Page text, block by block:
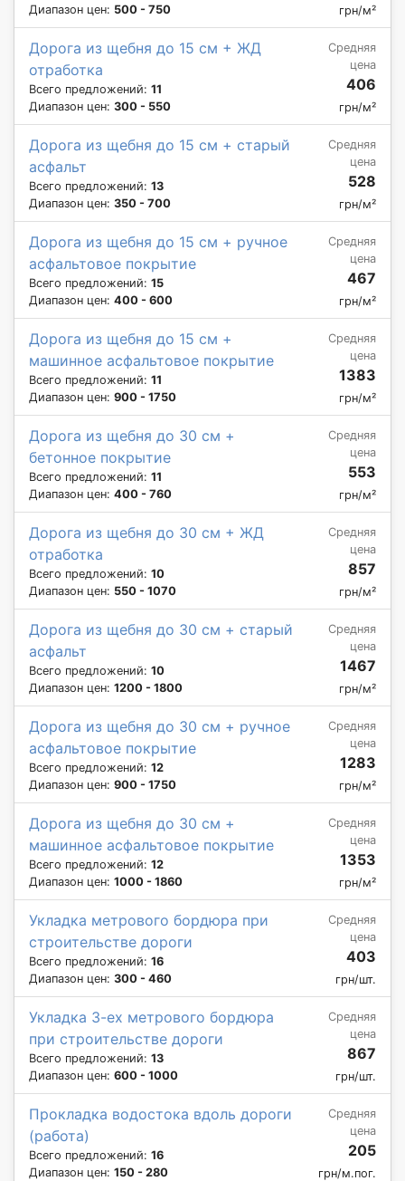
Диапазон цен: 500 - 750 грн/м²
Дорога из щебня до 15 см + ЖД
отработка
Всего предложений: 11
Диапазон цен: 300 - 550
Средняя
цена
406
грн/м²
Дорога из щебня до 15 см + старый
асфальт
Всего предложений: 13
Диапазон цен: 350 - 700
Средняя
цена
528
грн/м²
Дорога из щебня до 15 см + ручное
асфальтовое покрытие
Всего предложений: 15
Диапазон цен: 400 - 600
Средняя
цена
467
грн/м²
Дорога из щебня до 15 см +
машинное асфальтовое покрытие
Всего предложений: 11
Диапазон цен: 900 - 1750
Средняя
цена
1383
грн/м²
Дорога из щебня до 30 см +
бетонное покрытие
Всего предложений: 11
Диапазон цен: 400 - 760
Средняя
цена
553
грн/м²
Дорога из щебня до 30 см + ЖД
отработка
Всего предложений: 10
Диапазон цен: 550 - 1070
Средняя
цена
857
грн/м²
Дорога из щебня до 30 см + старый
асфальт
Всего предложений: 10
Диапазон цен: 1200 - 1800
Средняя
цена
1467
грн/м²
Дорога из щебня до 30 см + ручное
асфальтовое покрытие
Всего предложений: 12
Диапазон цен: 900 - 1750
Средняя
цена
1283
грн/м²
Дорога из щебня до 30 см +
машинное асфальтовое покрытие
Всего предложений: 12
Диапазон цен: 1000 - 1860
Средняя
цена
1353
грн/м²
Укладка метрового бордюра при
строительстве дороги
Всего предложений: 16
Диапазон цен: 300 - 460
Средняя
цена
403
грн/шт.
Укладка 3-ех метрового бордюра
при строительстве дороги
Всего предложений: 13
Диапазон цен: 600 - 1000
Средняя
цена
867
грн/шт.
Прокладка водостока вдоль дороги
(работа)
Всего предложений: 16
Диапазон цен: 150 - 280
Средняя
цена
205
грн/м.пог.